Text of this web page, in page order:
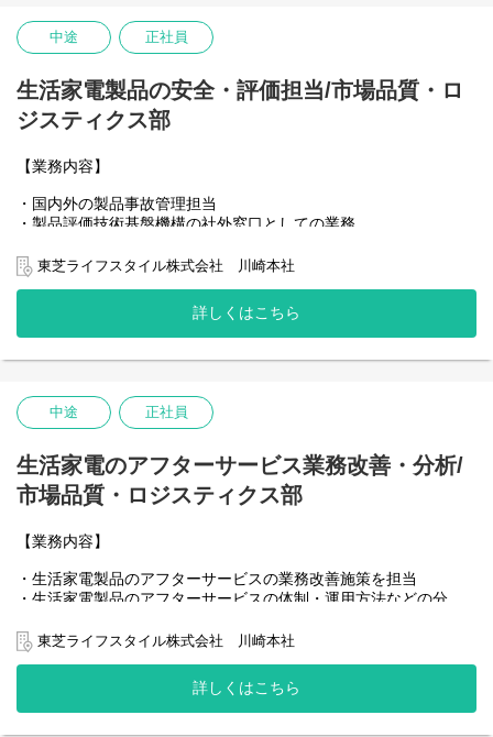
トいたします。
・ジョブ型人事制度
・評価制度
・福利厚生制度
【採用背景】
世界2位の白物家電メーカーであるMideaグループ（中国本社）と
のシナジーを加速し、東芝白物家電の事業拡大させるため、人事
処遇制度改革および人事オペレーションのビジネス貢献は重要課
題の一つ。改革スピードを上げるため、人員強化を行います。
中途 正社員
生活家電製品の安全・評価担当/市場品質・ロ
ジスティクス部
【業務内容】
・国内外の製品事故管理担当
・製品評価技術基盤機構の社外窓口としての業務
施状況を管理する業務
東芝ライフスタイル株式会社 川崎本社
詳しくはこちら
中途 正社員
生活家電のアフターサービス業務改善・分析/
市場品質・ロジスティクス部
【業務内容】
・生活家電製品のアフターサービスの業務改善施策を担当
・生活家電製品のアフターサービスの体制・運用方法などの分
東芝ライフスタイル株式会社 川崎本社
詳しくはこちら